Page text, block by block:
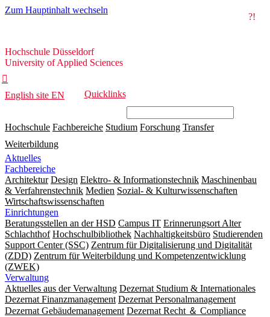
Zum Hauptinhalt wechseln
?!
Hochschule
Düsseldorf
Hochschule Düsseldorf
University of Applied Sciences

English site EN Quicklinks
Hochschule Fachbereiche Studium Forschung Transfer
Weiterbildung
Aktuelles
Fachbereiche
Architektur Design Elektro- & Informationstechnik Maschinenbau
& Verfahrenstechnik Medien Sozial- & Kulturwissenschaften
Wirtschaftswissenschaften
Einrichtungen
Beratungsstellen an der HSD Campus IT Erinnerungsort Alter
Schlachthof Hochschulbibliothek Nachhaltigkeitsbüro Studierenden
Support Center (SSC) Zentrum für Digitalisierung und Digitalität
(ZDD) Zentrum für Weiterbildung und Kompetenzentwicklung
(ZWEK)
Verwaltung
Aktuelles aus der Verwaltung Dezernat Studium & Internationales
Dezernat Finanzmanagement Dezernat Personalmanagement
Dezernat Gebäudemanagement Dezernat Recht ＆ Compliance